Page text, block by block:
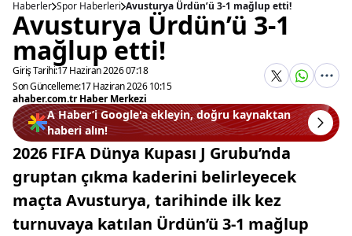
Haberler Spor Haberleri Avusturya Ürdün’ü 3-1 mağlup etti!
Avusturya Ürdün’ü 3-1
mağlup etti!
Giriş Tarihi:17 Haziran 2026 07:18
Son Güncelleme:17 Haziran 2026 10:15
ahaber.com.tr Haber Merkezi
A Haber’i Google'a ekleyin, doğru kaynaktan
haberi alın!
2026 FIFA Dünya Kupası J Grubu’nda
gruptan çıkma kaderini belirleyecek
maçta Avusturya, tarihinde ilk kez
turnuvaya katılan Ürdün’ü 3-1 mağlup